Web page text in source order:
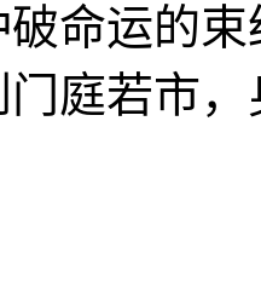
命运的
门庭若市